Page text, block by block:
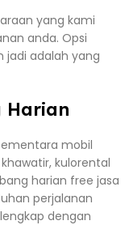
yang kami
anda. Opsi
jadi adalah yang
Harian
mobil
kulorental
harian free jasa
perjalanan
dengan